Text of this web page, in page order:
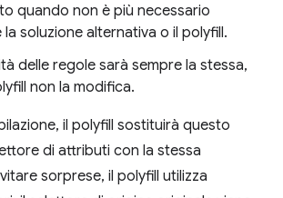
quando non è più necessario
soluzione alternativa o il polyfill.
delle regole sarà sempre la stessa,
non la modifica.
il polyfill sostituirà questo
di attributi con la stessa
sorprese, il polyfill utilizza